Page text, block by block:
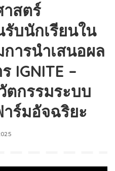
สตร์
บนักเรียนใน
ารนำเสนอผล
IGNITE –
ตกรรมระบบ
ร์มอัจฉริยะ